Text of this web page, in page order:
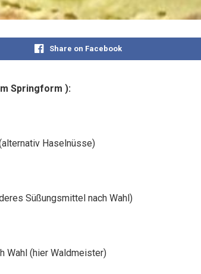
Share on Facebook
Springform ):
Haselnüsse)
Süßungsmittel nach Wahl)
Wahl (hier Waldmeister)